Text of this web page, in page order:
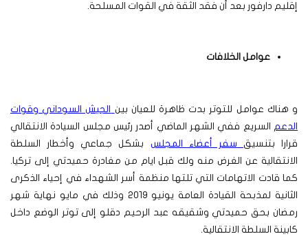
إقليم دارفور بعد أن فقد الثقة في القوات المسلحة.
عوامل الخلافات
و هناك عوامل للتوتر بدت ظاهرة للعيان بين
الجيش السوداني وقوات
الدعم السريع ففي الشهر الماضي أصدر رئيس مجلس السيادة الانتقالي
قرارا بتنسيق
سفر أعضاء المجلس بشكل جماعي وأخطار السلطة
الانتقالية عن الغرض منه ولك قبل ايام من مغادرة حميدتي إلى تركيا.
كما قادت الاتهامات التي تلتها منظمة أسر الشهداء في إحياء الذكرى
الثانية لمذبحة القيادة العامة يونيو 2019 وذلك في مايو نهاية شهر
رمضان بحق حميدتي وشقيقه عبد الرحيم دقلو إلى توتر الوضع داخل
كابينة السلطة الانتقالية.